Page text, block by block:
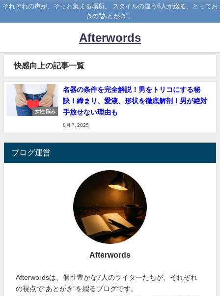
それぞれの声が、そっと集まる場所。 スタイルの違う6人が綴る、とってお
きの“あとがき”。
Afterwords
快感向上の記事一覧
女性 悩み
名器の条件を完全解説！男をトリコにする秘
訣！締まり、愛液、形状を徹底解剖！男が絶対
手放せない理由も
8月 7, 2025
ブログ運営
Afterwords
Afterwordsは、個性豊かな7人のライターたちが、それぞれ
の視点で“あとがき”を綴るブログです。